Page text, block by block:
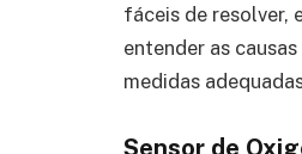
fáceis de resolver,
entender as
medidas
Sensor de